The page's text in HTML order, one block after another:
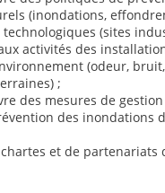
(inondations,
(sites
activités des
(odeur,
;
des mesures de
des inondations
chartes et de partenariats